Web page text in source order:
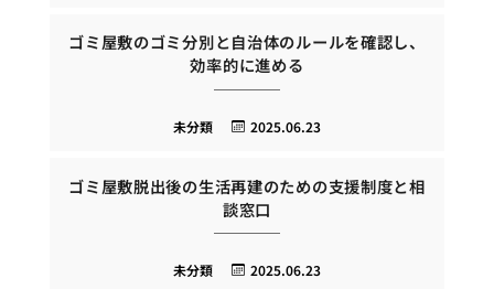
ゴミ屋敷のゴミ分別と自治体のルールを確認し、
効率的に進める
2025.06.23
未分類
ゴミ屋敷脱出後の生活再建のための支援制度と相
談窓口
2025.06.23
未分類